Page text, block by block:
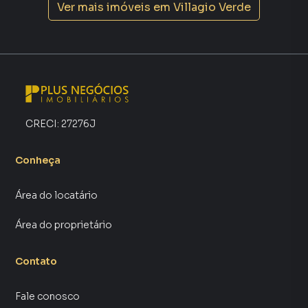
Ver mais imóveis em Villagio Verde
CRECI: 27276J
Conheça
Área do locatário
Área do proprietário
Contato
Fale conosco